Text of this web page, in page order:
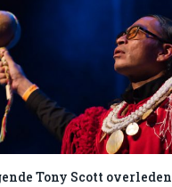
Tony Scott overleden